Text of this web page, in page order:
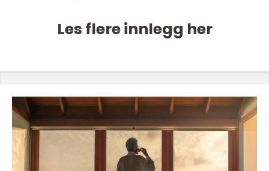
Les flere innlegg her